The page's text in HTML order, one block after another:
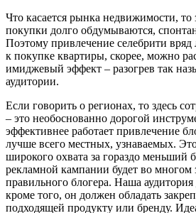
Что касается рынка недвижимости, то
покупки долго обдумываются,
Поэтому привлечение селебрити вряд
к покупке квартиры, скорее, можно
имиджевый эффект – разогрев так
аудитории.
Если говорить о регионах, то здесь
– это необоснованно дорогой
эффективнее работает привлечение
лучше всего местных, узнаваемых.
широкого охвата за гораздо меньший
рекламной кампании будет во многом
правильного блогера. Наша
кроме того, он должен обладать
подходящей продукту или бренду.